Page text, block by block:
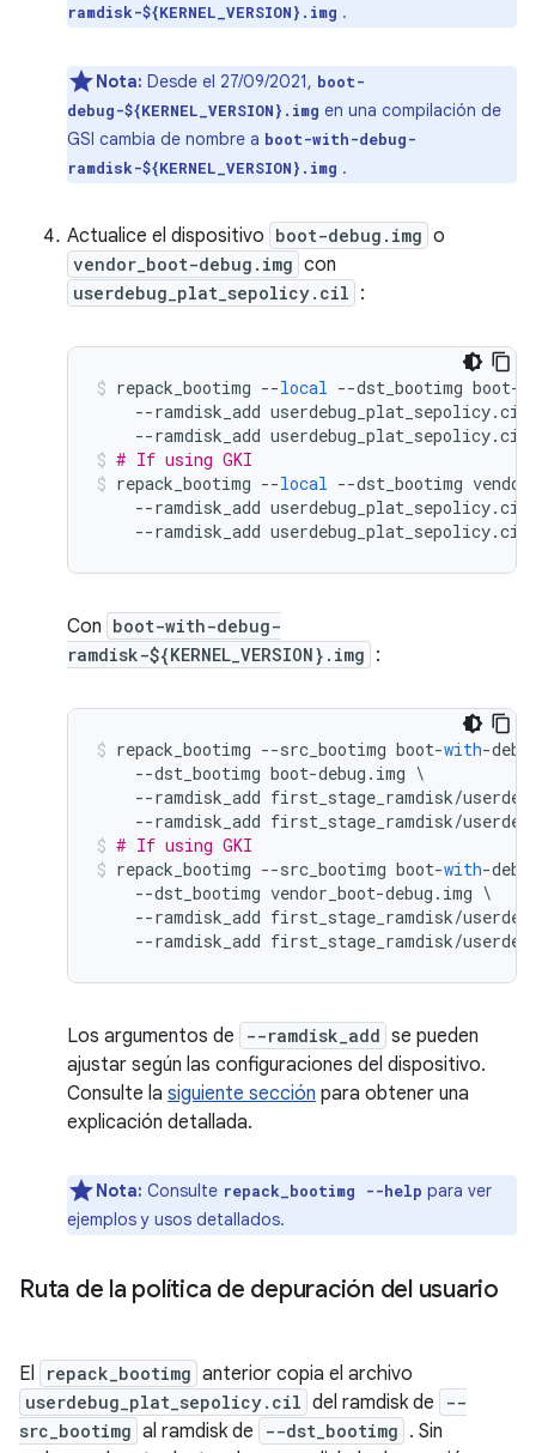
ramdisk-${KERNEL_VERSION}.img .
Nota: Desde el 27/09/2021, boot-
debug-${KERNEL_VERSION}.img en una compilación de
GSI cambia de nombre a boot-with-debug-
ramdisk-${KERNEL_VERSION}.img .
Actualice el dispositivo boot-debug.img o
vendor_boot-debug.img con
userdebug_plat_sepolicy.cil :
repack_bootimg --local --dst_bootimg boot-
--ramdisk_add userdebug_plat_sepolicy.cil
--ramdisk_add userdebug_plat_sepolicy.cil
# If using GKI
repack_bootimg --local --dst_bootimg
--ramdisk_add userdebug_plat_sepolicy.cil
--ramdisk_add userdebug_plat_sepolicy.cil
Con boot-with-debug-
ramdisk-${KERNEL_VERSION}.img :
repack_bootimg --src_bootimg boot-with-
--dst_bootimg boot-debug . img \
--ramdisk_add first_stage_ramdisk/
--ramdisk_add first_stage_ramdisk/
# If using GKI
repack_bootimg --src_bootimg boot-with-
--dst_bootimg vendor_boot-debug . img \
--ramdisk_add first_stage_ramdisk/
--ramdisk_add first_stage_ramdisk/
Los argumentos de --ramdisk_add se pueden
ajustar según las configuraciones del dispositivo.
Consulte la siguiente sección para obtener una
explicación detallada.
Nota: Consulte repack_bootimg --help para ver
ejemplos y usos detallados.
Ruta de la política de depuración del usuario
El repack_bootimg anterior copia el archivo
userdebug_plat_sepolicy.cil del ramdisk de
--
src_bootimg al ramdisk de --dst_bootimg . Sin